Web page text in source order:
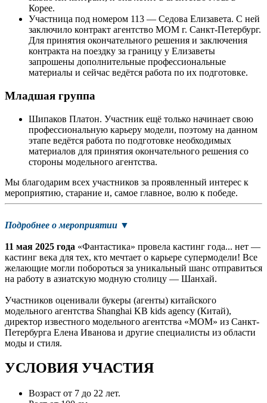
Корее.
Участница под номером 113 — Седова Елизавета. С ней
заключило контракт агентство МОМ г. Санкт-Петербург.
Для принятия окончательного решения и заключения
контракта на поездку за границу у Елизаветы
запрошены дополнительные профессиональные
материалы и сейчас ведётся работа по их подготовке.
Младшая группа
Шипаков Платон. Участник ещё только начинает свою
профессиональную карьеру модели, поэтому на данном
этапе ведётся работа по подготовке необходимых
материалов для принятия окончательного решения со
стороны модельного агентства.
Мы благодарим всех участников за проявленный интерес к
мероприятию, старание и, самое главное, волю к победе.
Подробнее о мероприятии ▼
11 мая 2025 года «Фантастика» провела кастинг года... нет —
кастинг века для тех, кто мечтает о карьере супермодели! Все
желающие могли побороться за уникальный шанс отправиться
на работу в азиатскую модную столицу — Шанхай.
Участников оценивали букеры (агенты) китайского
модельного агентства Shanghai KB kids agency (Китай),
директор известного модельного агентства «МОМ» из Санкт-
Петербурга Елена Иванова и другие специалисты из области
моды и стиля.
УСЛОВИЯ УЧАСТИЯ
Возраст от 7 до 22 лет.